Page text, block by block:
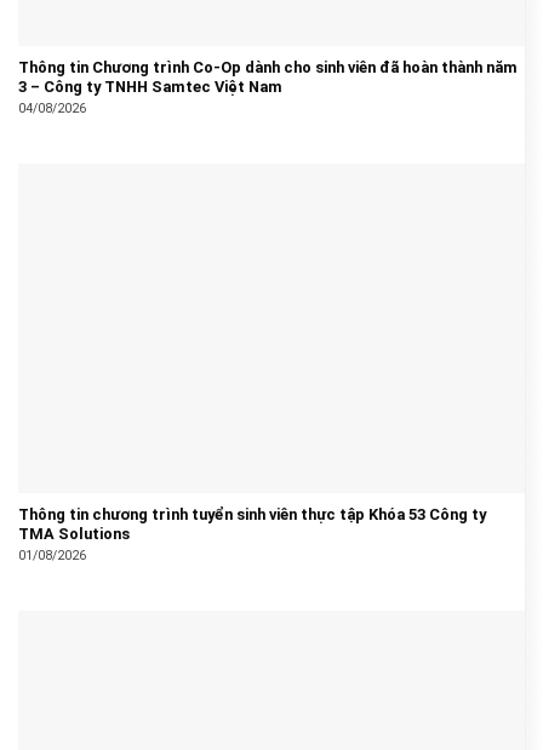
Thông tin Chương trình Co-Op dành cho sinh viên đã hoàn thành năm
3 – Công ty TNHH Samtec Việt Nam
04/08/2026
Thông tin chương trình tuyển sinh viên thực tập Khóa 53 Công ty
TMA Solutions
01/08/2026